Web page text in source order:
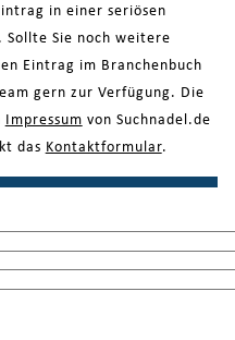
in einer seriösen
Sollte Sie noch weitere
Eintrag im Branchenbuch
gern zur Verfügung. Die
Impressum von Suchnadel.de
das Kontaktformular.